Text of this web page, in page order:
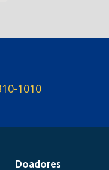
1010
Doadores